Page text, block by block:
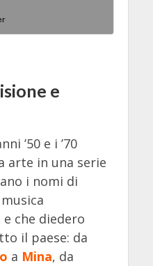
e
’50 e i ’70
arte in una serie
i nomi di
che diedero
il paese: da
a Mina, da